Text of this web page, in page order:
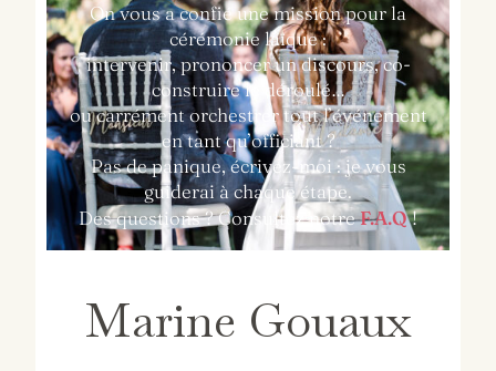
On vous a confié une mission pour la
cérémonie laïque :
intervenir, prononcer un discours, co-
construire le déroulé…
ou carrément orchestrer tout l’événement
en tant qu’officiant ?
Pas de panique, écrivez-moi : je vous
guiderai à chaque étape.
Des questions ? Consultez notreF.A.Q!
Marine Gouaux